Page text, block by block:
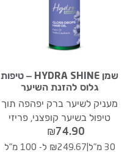
שמן HYDRA SHINE – טיפות
גלוס להזנת השיער
מעניק לשיער ברק יפהפה תוך
טיפול בשיער קופצני, פריזי
₪74.90
30 מ"ל ₪249.67 ל- 100 מ"ל